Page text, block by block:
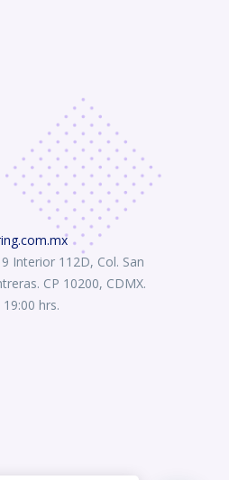
Interior 112D, Col. San
CP 10200, CDMX.
hrs.